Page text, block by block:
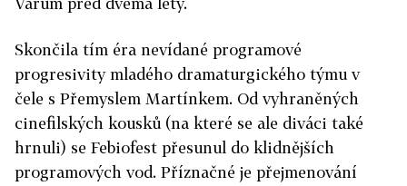
Skončila tím éra nevídané programové
progresivity mladého dramaturgického týmu v
čele s Přemyslem Martínkem. Od vyhraněných
cinefilských kousků (na které se ale diváci také
hrnuli) se Febiofest přesunul do klidnějších
programových vod. Příznačné je přejmenování